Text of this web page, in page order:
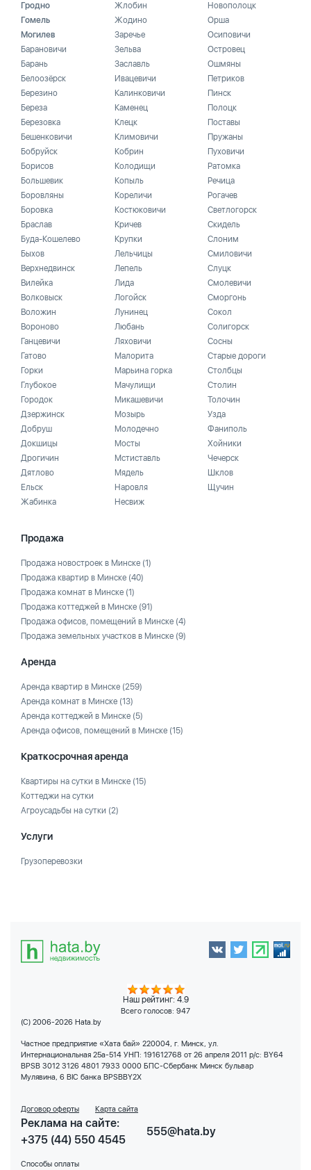
Гродно
Гомель
Могилев
Барановичи
Барань
Белоозёрск
Березино
Береза
Березовка
Бешенковичи
Бобруйск
Борисов
Большевик
Боровляны
Боровка
Браслав
Буда-Кошелево
Быхов
Верхнедвинск
Вилейка
Волковыск
Воложин
Вороново
Ганцевичи
Гатово
Горки
Глубокое
Городок
Дзержинск
Добруш
Докшицы
Дрогичин
Дятлово
Ельск
Жабинка
Жлобин
Жодино
Заречье
Зельва
Заславль
Ивацевичи
Калинковичи
Каменец
Клецк
Климовичи
Кобрин
Колодищи
Копыль
Кореличи
Костюковичи
Кричев
Крупки
Лельчицы
Лепель
Лида
Логойск
Лунинец
Любань
Ляховичи
Малорита
Марьина горка
Мачулищи
Микашевичи
Мозырь
Молодечно
Мосты
Мстиставль
Мядель
Наровля
Несвиж
Новополоцк
Орша
Осиповичи
Островец
Ошмяны
Петриков
Пинск
Полоцк
Поставы
Пружаны
Пуховичи
Ратомка
Речица
Рогачев
Светлогорск
Скидель
Слоним
Смиловичи
Слуцк
Смолевичи
Сморгонь
Сокол
Солигорск
Сосны
Старые дороги
Столбцы
Столин
Толочин
Узда
Фаниполь
Хойники
Чечерск
Шклов
Щучин
Продажа
Продажа новостроек в Минске (1)
Продажа квартир в Минске (40)
Продажа комнат в Минске (1)
Продажа коттеджей в Минске (91)
Продажа офисов, помещений в Минске (4)
Продажа земельных участков в Минске (9)
Аренда
Аренда квартир в Минске (259)
Аренда комнат в Минске (13)
Аренда коттеджей в Минске (5)
Аренда офисов, помещений в Минске (15)
Краткосрочная аренда
Квартиры на сутки в Минске (15)
Коттеджи на сутки
Агроусадьбы на сутки (2)
Услуги
Грузоперевозки
Наш рейтинг: 4.9
Всего голосов: 947
(C) 2006-2026 Hata.by
Частное предприятие «Хата бай» 220004, г. Минск, ул.
Интернациональная 25а-514 УНП: 191612768 от 26 апреля 2011 р/с: BY64
BPSB 3012 3126 4801 7933 0000 БПС-Сбербанк Минск бульвар
Мулявина, 6 BIC банка BPSBBY2X
Договор оферты Карта сайта
Реклама на сайте:
+375 (44) 550 4545
555@hata.by
Способы оплаты